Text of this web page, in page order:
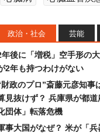
政治・社会 芸能
年後に「増税」空手形の
2年も持つわけがない
財政のプロ”斎藤元彦知事
見抜けず？ 兵庫県が都
団体」転落危機
事大国がなぜ？ 米が「